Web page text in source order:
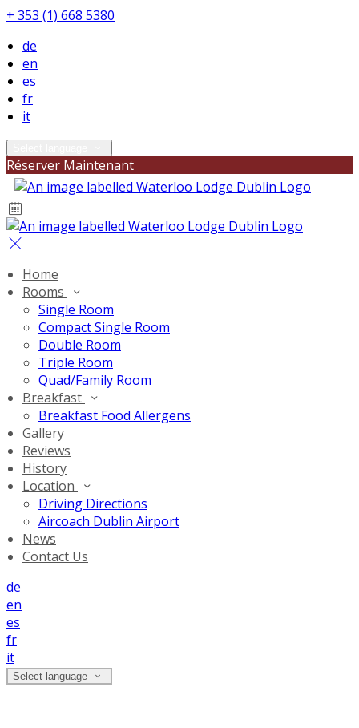
+ 353 (1) 668 5380
de
en
es
fr
it
Réserver Maintenant
Home
Rooms
Single Room
Compact Single Room
Double Room
Triple Room
Quad/Family Room
Breakfast
Breakfast Food Allergens
Gallery
Reviews
History
Location
Driving Directions
Aircoach Dublin Airport
News
Contact Us
de
en
es
fr
it
Select language